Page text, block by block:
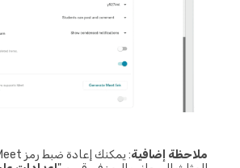
ملاحظة إضافية